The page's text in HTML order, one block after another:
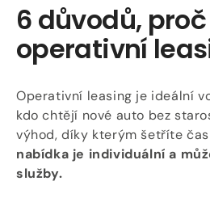
6 důvodů,
operativní
Operativní leasing je ideální
kdo chtějí nové auto bez
výhod, díky kterým šetříte
nabídka je individuální a
služby.